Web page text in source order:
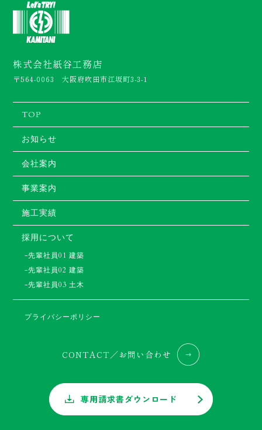
株式会社紙谷工務店
〒564-0063 大阪府吹田市江坂町3-3-1
TOP
お知らせ
会社案内
事業案内
施工実績
採用について
-先輩社員01 建築
-先輩社員02 建築
-先輩社員03 土木
プライバシーポリシー
CONTACT／お問い合わせ
専用請求書ダウンロード